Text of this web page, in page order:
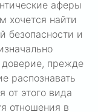
аферы
хочется найти
безопасности и
доверие, прежде
распознавать
от этого вида
отношения в